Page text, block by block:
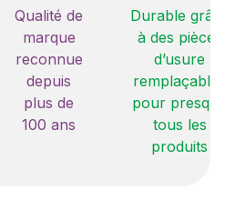
Qualité de
marque
reconnue
depuis
plus de
100 ans
Durable
à des pièces
d’usure
remplaçables
pour
tous les
produits